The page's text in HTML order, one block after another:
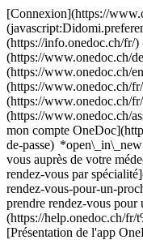
[Connexion](https://
(https://info.onedoc.ch/fr/)
(https://www.onedoc.ch/
(https://www.onedoc.ch/
(https://www.onedoc.ch/
(https://www.onedoc.ch/
(https://www.onedoc.ch/
mon compte
de-passe)
vous auprès de votre
rendez-vous par
rendez-vous-pour-un-
prendre rendez-vous
(https://help.onedoc.ch/
[Présentation de l'app